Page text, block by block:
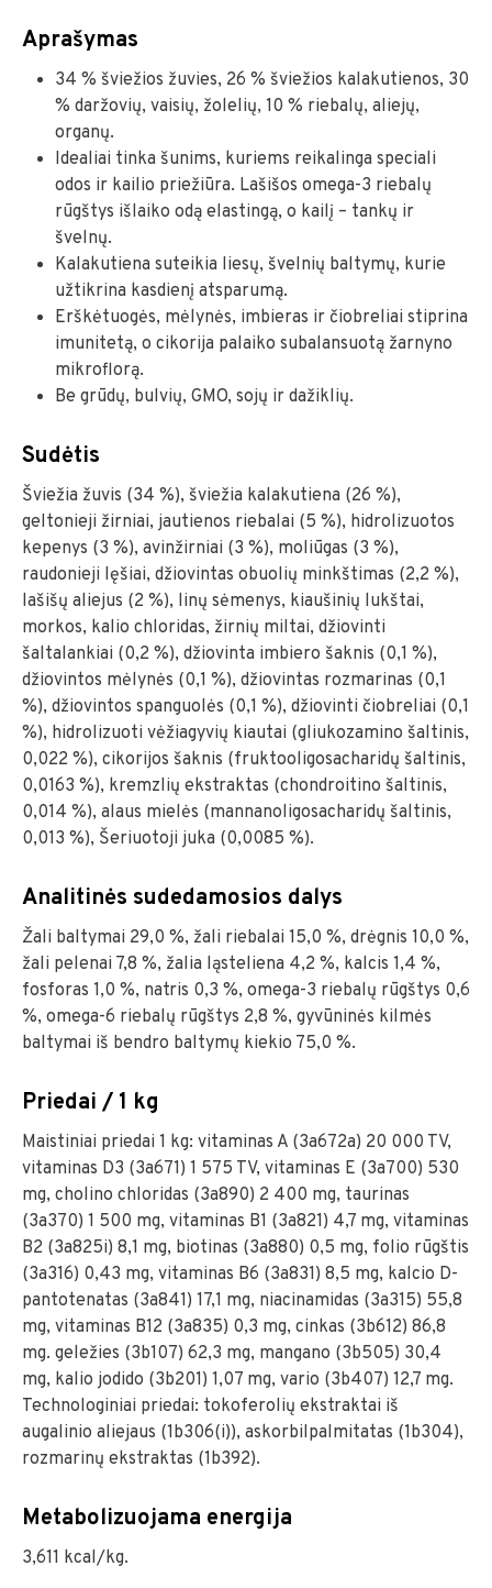
Aprašymas
34 % šviežios žuvies, 26 % šviežios kalakutienos, 30
% daržovių, vaisių, žolelių, 10 % riebalų, aliejų,
organų.
Idealiai tinka šunims, kuriems reikalinga speciali
odos ir kailio priežiūra. Lašišos omega-3 riebalų
rūgštys išlaiko odą elastingą, o kailį – tankų ir
švelnų.
Kalakutiena suteikia liesų, švelnių baltymų, kurie
užtikrina kasdienį atsparumą.
Erškėtuogės, mėlynės, imbieras ir čiobreliai stiprina
imunitetą, o cikorija palaiko subalansuotą žarnyno
mikroflorą.
Be grūdų, bulvių, GMO, sojų ir dažiklių.
Sudėtis
Šviežia žuvis (34 %), šviežia kalakutiena (26 %),
geltonieji žirniai, jautienos riebalai (5 %), hidrolizuotos
kepenys (3 %), avinžirniai (3 %), moliūgas (3 %),
raudonieji lęšiai, džiovintas obuolių minkštimas (2,2 %),
lašišų aliejus (2 %), linų sėmenys, kiaušinių lukštai,
morkos, kalio chloridas, žirnių miltai, džiovinti
šaltalankiai (0,2 %), džiovinta imbiero šaknis (0,1 %),
džiovintos mėlynės (0,1 %), džiovintas rozmarinas (0,1
%), džiovintos spanguolės (0,1 %), džiovinti čiobreliai (0,1
%), hidrolizuoti vėžiagyvių kiautai (gliukozamino šaltinis,
0,022 %), cikorijos šaknis (fruktooligosacharidų šaltinis,
0,0163 %), kremzlių ekstraktas (chondroitino šaltinis,
0,014 %), alaus mielės (mannanoligosacharidų šaltinis,
0,013 %), Šeriuotoji juka (0,0085 %).
Analitinės sudedamosios dalys
Žali baltymai 29,0 %, žali riebalai 15,0 %, drėgnis 10,0 %,
žali pelenai 7,8 %, žalia ląsteliena 4,2 %, kalcis 1,4 %,
fosforas 1,0 %, natris 0,3 %, omega-3 riebalų rūgštys 0,6
%, omega-6 riebalų rūgštys 2,8 %, gyvūninės kilmės
baltymai iš bendro baltymų kiekio 75,0 %.
Priedai / 1 kg
Maistiniai priedai 1 kg: vitaminas A (3a672a) 20 000 TV,
vitaminas D3 (3a671) 1 575 TV, vitaminas E (3a700) 530
mg, cholino chloridas (3a890) 2 400 mg, taurinas
(3a370) 1 500 mg, vitaminas B1 (3a821) 4,7 mg, vitaminas
B2 (3a825i) 8,1 mg, biotinas (3a880) 0,5 mg, folio rūgštis
(3a316) 0,43 mg, vitaminas B6 (3a831) 8,5 mg, kalcio D-
pantotenatas (3a841) 17,1 mg, niacinamidas (3a315) 55,8
mg, vitaminas B12 (3a835) 0,3 mg, cinkas (3b612) 86,8
mg. geležies (3b107) 62,3 mg, mangano (3b505) 30,4
mg, kalio jodido (3b201) 1,07 mg, vario (3b407) 12,7 mg.
Technologiniai priedai: tokoferolių ekstraktai iš
augalinio aliejaus (1b306(i)), askorbilpalmitatas (1b304),
rozmarinų ekstraktas (1b392).
Metabolizuojama energija
3,611 kcal/kg.